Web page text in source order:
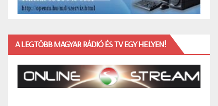
A LEGTÖBB MAGYAR RÁDIÓ ÉS TV EGY HELYEN!